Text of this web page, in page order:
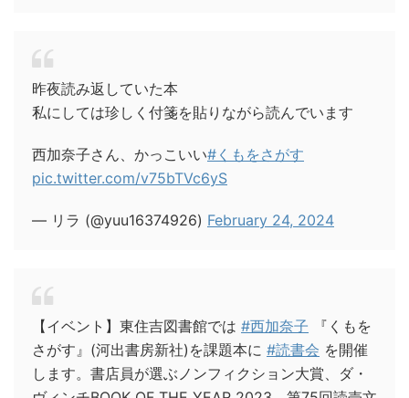
昨夜読み返していた本
私にしては珍しく付箋を貼りながら読んでいます
西加奈子さん、かっこいい#くもをさがす
pic.twitter.com/v75bTVc6yS
— リラ (@yuu16374926) February 24, 2024
【イベント】東住吉図書館では #西加奈子 『くもを
さがす』(河出書房新社)を課題本に #読書会 を開催
します。書店員が選ぶノンフィクション大賞、ダ・